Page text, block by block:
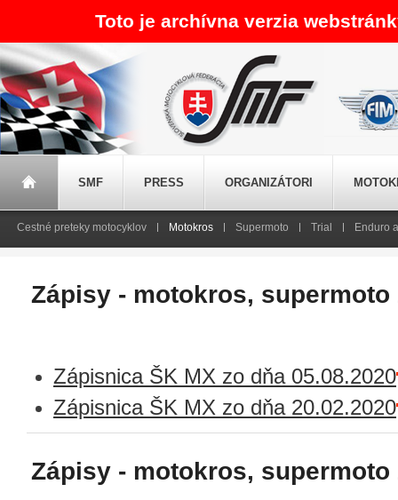
Toto je archívna verzia
SMF PRESS ORGANIZÁTORI
Cestné preteky motocyklov Motokros Supermoto Trial Enduro
Zápisy - motokros, supermoto
Zápisnica ŠK MX zo dňa 05.08.2020
Zápisnica ŠK MX zo dňa 20.02.2020
Zápisy - motokros, supermoto